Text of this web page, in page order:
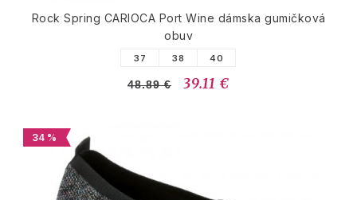
Rock Spring CARIOCA Port Wine dámska gumičková
obuv
37 38 40
48.89 € 39.11 €
34 %